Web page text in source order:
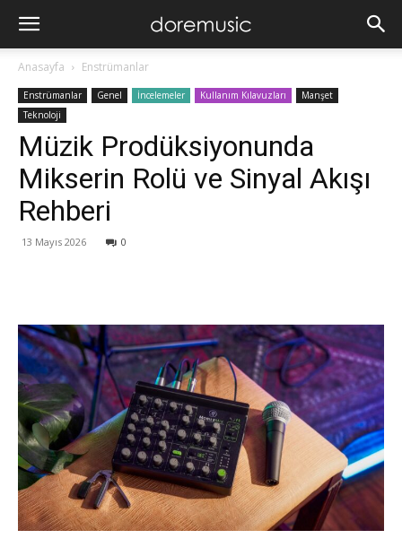
Anasayfa Enstrümanlar
Enstrümanlar Genel İncelemeler Kullanım Kılavuzları
Manşet
Teknoloji
Müzik Prodüksiyonunda
Mikserin Rolü ve Sinyal Akışı
Rehberi
13 Mayıs 2026 0